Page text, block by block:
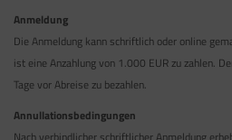
Anmeldung
Die Anmeldung kann schriftlich oder online
ist eine Anzahlung von 1.000 EUR zu zahlen.
Tage vor Abreise zu bezahlen.
Annullationsbedingungen